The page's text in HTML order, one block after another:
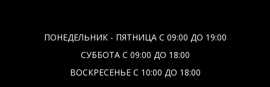
ПОНЕДЕЛЬНИК - ПЯТНИЦА С 09:00 ДО 19:00
СУББОТА С 09:00 ДО 18:00
ВОСКРЕСЕНЬЕ С 10:00 ДО 18:00